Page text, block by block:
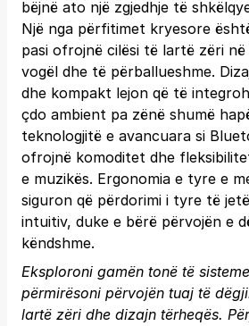
bëjnë ato një zgjedhje të
Një nga përfitimet kryesore
pasi ofrojnë cilësi të lartë zëri
vogël dhe të përballueshme.
dhe kompakt lejon që të
çdo ambient pa zënë shumë
teknologjitë e avancuara si
ofrojnë komoditet dhe
e muzikës. Ergonomia e tyre e
siguron që përdorimi i tyre të
intuitiv, duke e bërë përvojën e
këndshme.
Eksploroni gamën tonë të
përmirësoni përvojën tuaj të
lartë zëri dhe dizajn tërheqës.